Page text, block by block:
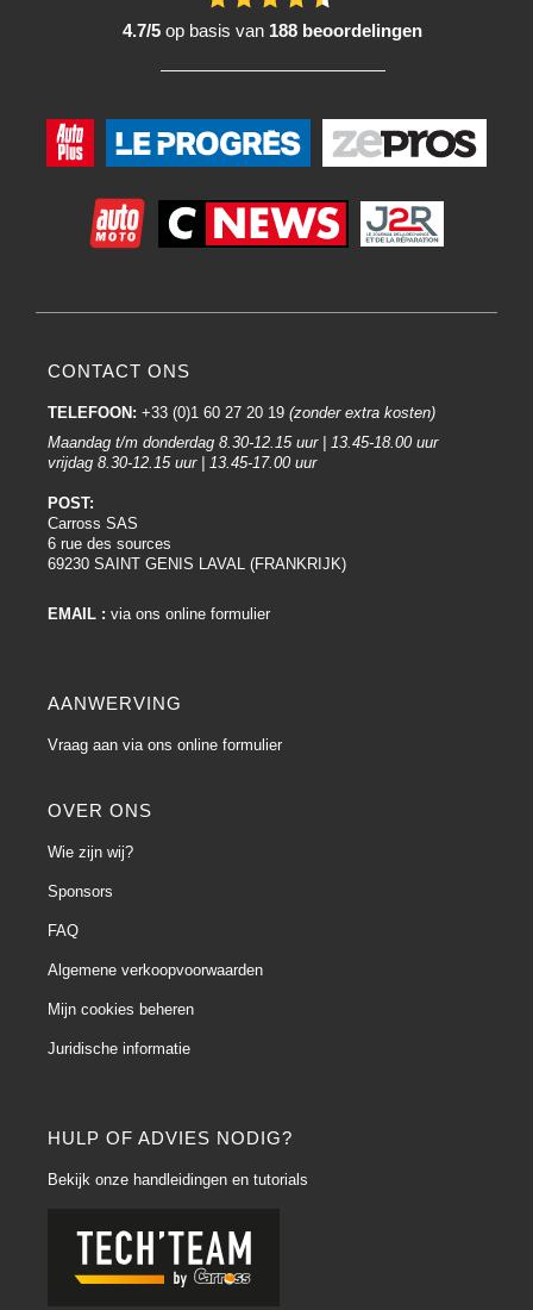
4.7/5 op basis van 188 beoordelingen
HULP OF ADVIES NODIG?
Bekijk onze handleidingen en tutorials
CONTACT ONS
TELEFOON: +33 (0)1 60 27 20 19 (zonder extra kosten)
Maandag t/m donderdag 8.30-12.15 uur | 13.45-18.00 uur
vrijdag 8.30-12.15 uur | 13.45-17.00 uur
POST:
Carross SAS
6 rue des sources
69230 SAINT GENIS LAVAL (FRANKRIJK)
EMAIL : via ons online formulier
AANWERVING
Vraag aan via ons online formulier
OVER ONS
Wie zijn wij?
Sponsors
FAQ
Algemene verkoopvoorwaarden
Mijn cookies beheren
Juridische informatie